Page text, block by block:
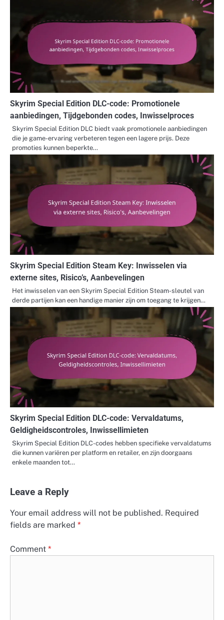
Skyrim Special Edition DLC-code: Promotionele
aanbiedingen, Tijdgebonden codes, Inwisselproces
Skyrim Special Edition DLC biedt vaak promotionele aanbiedingen
die je game-ervaring verbeteren tegen een lagere prijs. Deze
promoties kunnen beperkte…
Skyrim Special Edition Steam Key: Inwisselen via
externe sites, Risico’s, Aanbevelingen
Het inwisselen van een Skyrim Special Edition Steam-sleutel van
derde partijen kan een handige manier zijn om toegang te krijgen…
Skyrim Special Edition DLC-code: Vervaldatums,
Geldigheidscontroles, Inwissellimieten
Skyrim Special Edition DLC-codes hebben specifieke vervaldatums
die kunnen variëren per platform en retailer, en zijn doorgaans
enkele maanden tot…
Leave a Reply
Your email address will not be published. Required
fields are marked *
Comment *